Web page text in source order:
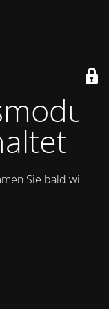
Sie bald wieder.